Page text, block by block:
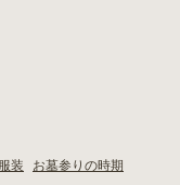
装
お墓参りの時期